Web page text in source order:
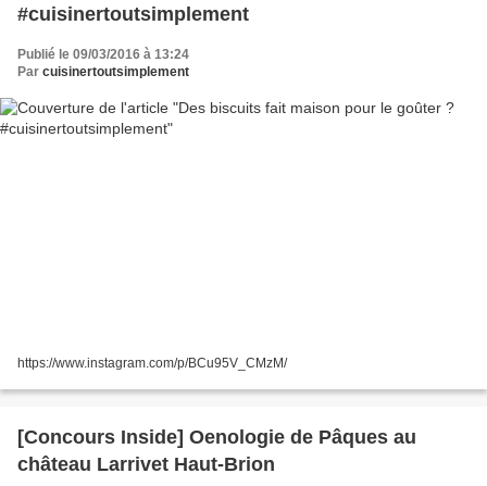
#cuisinertoutsimplement
Publié le 09/03/2016 à 13:24
Par cuisinertoutsimplement
https://www.instagram.com/p/BCu95V_CMzM/
[Concours Inside] Oenologie de Pâques au
château Larrivet Haut-Brion